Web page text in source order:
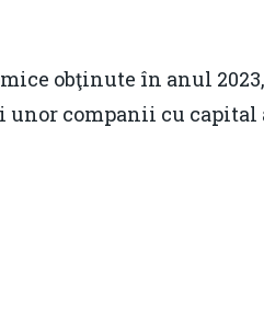
obţinute în anul
unor companii cu capital